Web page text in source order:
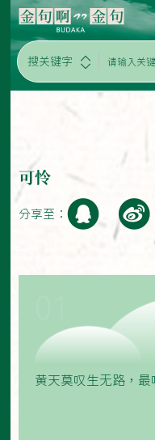
搜关键字
可怜
分享至：
黄天莫叹生无路，最